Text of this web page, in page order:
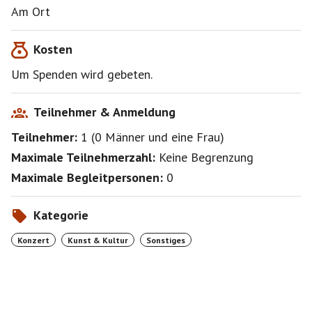
Am Ort
Kosten
Um Spenden wird gebeten.
Teilnehmer & Anmeldung
Teilnehmer: 1 (0 Männer und eine Frau)
Maximale Teilnehmerzahl: Keine Begrenzung
Maximale Begleitpersonen: 0
Kategorie
Konzert Kunst & Kultur Sonstiges